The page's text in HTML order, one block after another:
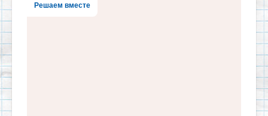
Решаем вместе